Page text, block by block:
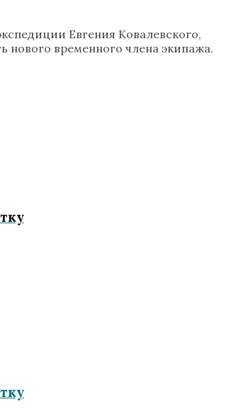
Евгения Ковалевского,
нового временного члена экипажа.